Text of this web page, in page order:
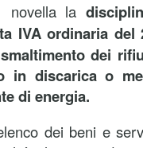
novella la
IVA ordinaria del
dei
in discarica o
di energia.
dei beni e